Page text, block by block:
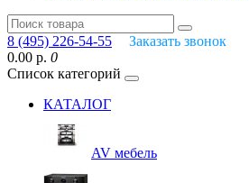
8 (495) 226-54-55
Заказать звонок
0.00 р. 0
Список категорий
КАТАЛОГ
AV мебель